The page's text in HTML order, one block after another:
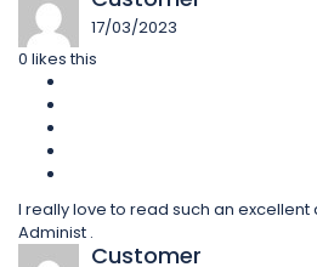
17/03/2023
0 likes this
I really love to read such an excellent
Administ .
Customer